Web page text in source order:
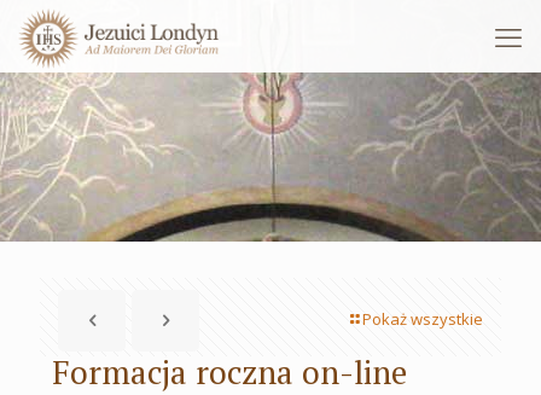
Pokaż wszystkie
Formacja roczna on-line